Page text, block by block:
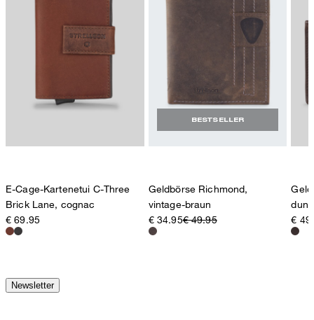
E-Cage-Kartenetui C-Three
Brick Lane, cognac
€ 69.95
BESTSELLER
Geldbörse Richmond,
vintage-braun
€ 34.95€ 49.95
€
Newsletter